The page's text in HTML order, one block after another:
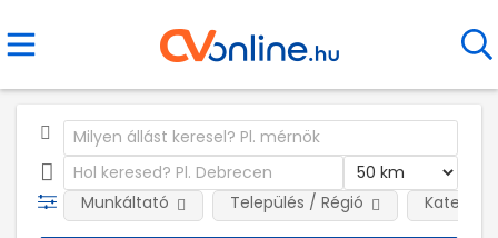
Munkáltató Település / Régió